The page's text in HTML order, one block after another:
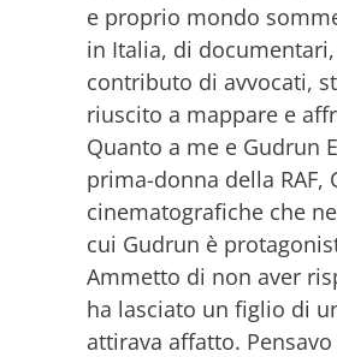
e proprio mondo
in Italia, di
contributo di avvocati,
riuscito a mappare e
Quanto a me e Gudrun
prima-donna della
cinematografiche che
cui Gudrun è
Ammetto di non aver
ha lasciato un figlio di
attirava affatto.